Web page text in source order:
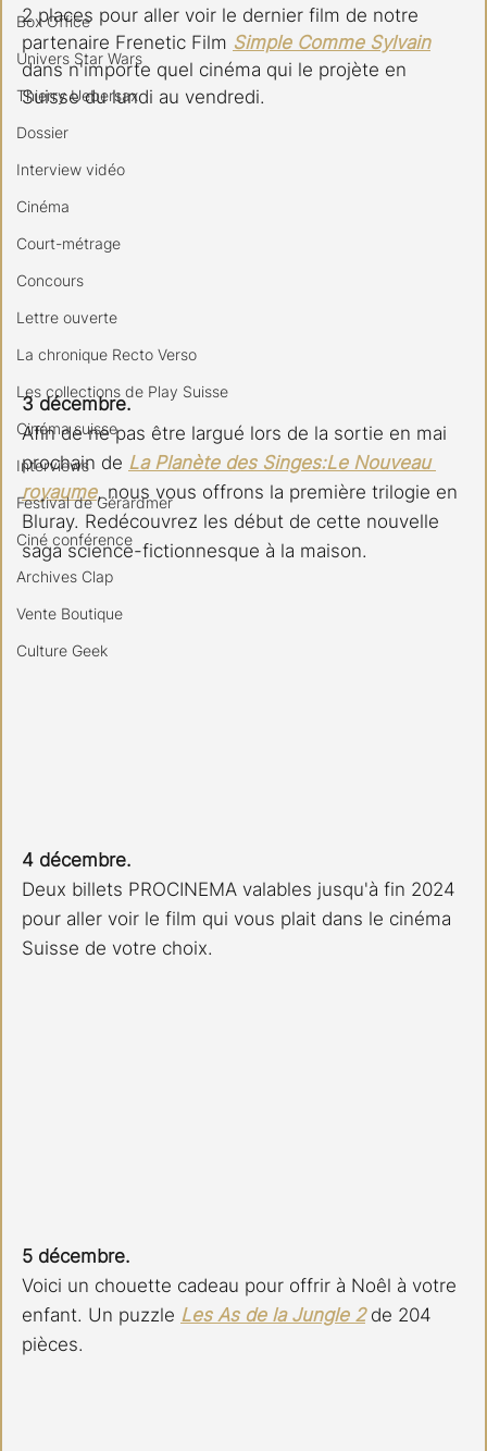
Box Office
Univers Star Wars
Thierry Uebersax
Dossier
Interview vidéo
Cinéma
Court-métrage
Concours
Lettre ouverte
La chronique Recto Verso
Les collections de Play Suisse
Cinéma suisse
Interviews
Festival de Gérardmer
Ciné conférence
Archives Clap
Vente Boutique
Culture Geek
2 places pour aller voir le dernier film de notre
partenaire Frenetic Film Simple Comme Sylvain
dans n'importe quel cinéma qui le projète en
Suisse du lundi au vendredi.
3 décembre.
Afin de ne pas être largué lors de la sortie en mai
prochain de La Planète des Singes:Le Nouveau
royaume, nous vous offrons la première trilogie en
Bluray. Redécouvrez les début de cette nouvelle
saga science-fictionnesque à la maison.
4 décembre.
Deux billets PROCINEMA valables jusqu'à fin 2024
pour aller voir le film qui vous plait dans le cinéma
Suisse de votre choix.
5 décembre.
Voici un chouette cadeau pour offrir à Noêl à votre
enfant. Un puzzle Les As de la Jungle 2 de 204
pièces.